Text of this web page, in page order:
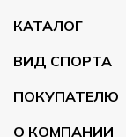
КАТАЛОГ
ВИД СПОРТА
ПОКУПАТЕЛЮ
О КОМПАНИИ